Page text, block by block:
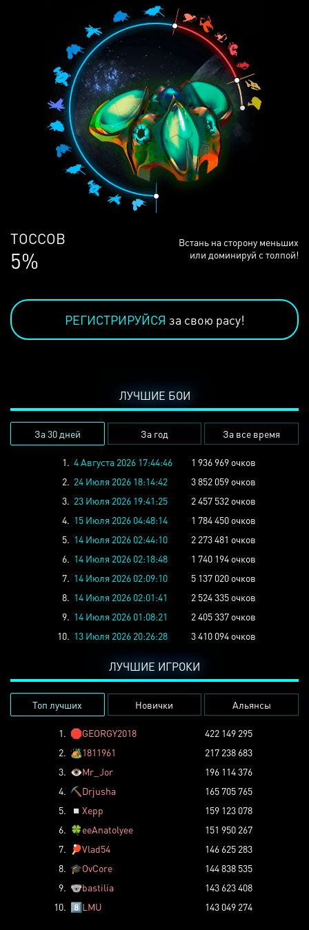
ЛЮДЕЙ
69%
Встань на сторону меньших
или доминируй с толпой!
РЕГИСТРИРУЙСЯ за свою расу!
ЛУЧШИЕ БОИ
За 30 дней За год За все время
1. 4 Августа 2026 17:44:46
1 936 969 очков
2. 24 Июля 2026 18:14:42
3 852 059 очков
3. 23 Июля 2026 19:41:25
2 457 532 очков
4. 15 Июля 2026 04:48:14
1 784 450 очков
5. 14 Июля 2026 02:44:10
2 273 481 очков
6. 14 Июля 2026 02:18:48
1 740 194 очков
7. 14 Июля 2026 02:09:10
5 137 020 очков
8. 14 Июля 2026 02:01:41
2 524 335 очков
9. 14 Июля 2026 01:08:21
2 405 337 очков
10. 13 Июля 2026 20:26:28 3 410 094 очков
ЛУЧШИЕ ИГРОКИ
Топ лучших Новички Альянсы
1. 🛑GEORGY2018
422 149 295
2. 🏕️1811961
217 238 683
3. 👁️Mr_Jor
196 114 376
4. ⛏️ Drjusha
165 705 765
5.
◽ Xepp
159 123 078
6. 🍀eeAnatolyee
151 950 267
7.
🏓Vlad54
146 625 283
8. 🎓OvCore
144 838 535
9. 🐨bastilia
143 623 408
10. 8️⃣LMU 143 049 274